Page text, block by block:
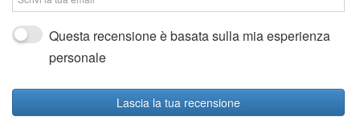
Questa recensione è basata sulla mia esperienza
personale
Lascia la tua recensione